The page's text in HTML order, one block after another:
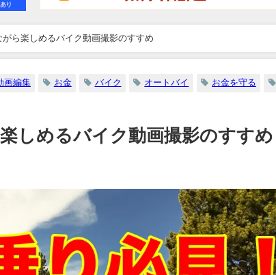
ら楽しめるバイク動画撮影のすすめ
画編集 お金 バイク オートバイ お金を守る
しめるバイク動画撮影のすすめ